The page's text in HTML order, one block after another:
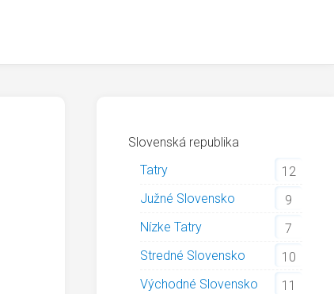
Slovenská republika
Tatry
12
Južné Slovensko
9
Nízke Tatry
7
Stredné Slovensko
10
Východné Slovensko
11